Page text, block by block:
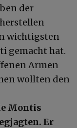
der
wichtigsten
gemacht hat.
Armen
wollten den
Montis
Er